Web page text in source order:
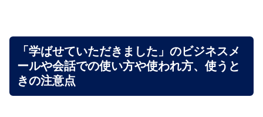
「学ばせていただきました」のビジネスメ
ールや会話での使い方や使われ方、使うと
きの注意点